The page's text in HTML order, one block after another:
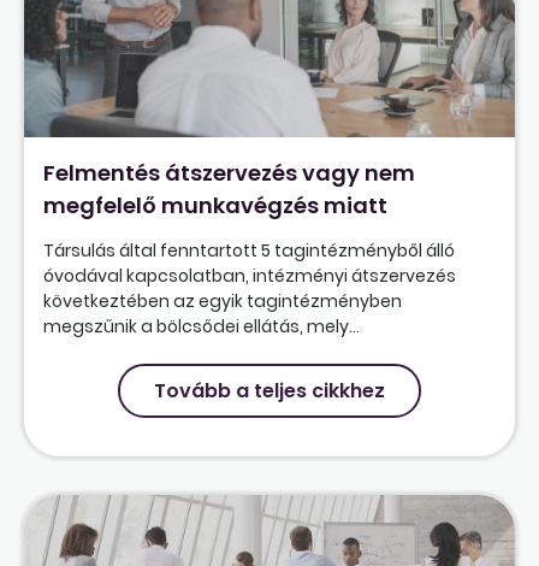
Felmentés átszervezés vagy nem
megfelelő munkavégzés miatt
Társulás által fenntartott 5 tagintézményből álló
óvodával kapcsolatban, intézményi átszervezés
következtében az egyik tagintézményben
megszűnik a bölcsődei ellátás, mely...
Tovább a teljes cikkhez